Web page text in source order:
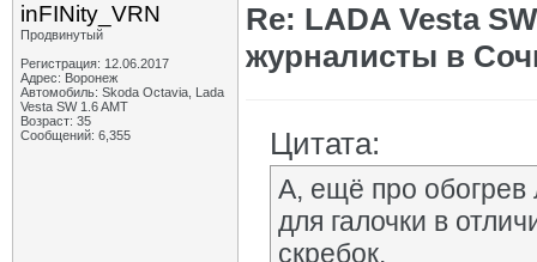
inFINity_VRN
Продвинутый
Регистрация: 12.06.2017
Адрес: Воронеж
Автомобиль: Skoda Octavia, Lada
Vesta SW 1.6 AMT
Возраст: 35
Сообщений: 6,355
Re: LADA Vesta
журналисты в
Цитата:
А, ещё про обогрев
для галочки в
скребок.